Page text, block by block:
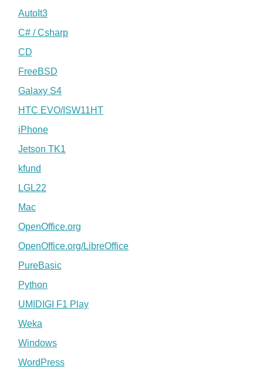
AutoIt3
C# / Csharp
CD
FreeBSD
Galaxy S4
HTC EVO/ISW11HT
iPhone
Jetson TK1
kfund
LGL22
Mac
OpenOffice.org
OpenOffice.org/LibreOffice
PureBasic
Python
UMIDIGI F1 Play
Weka
Windows
WordPress